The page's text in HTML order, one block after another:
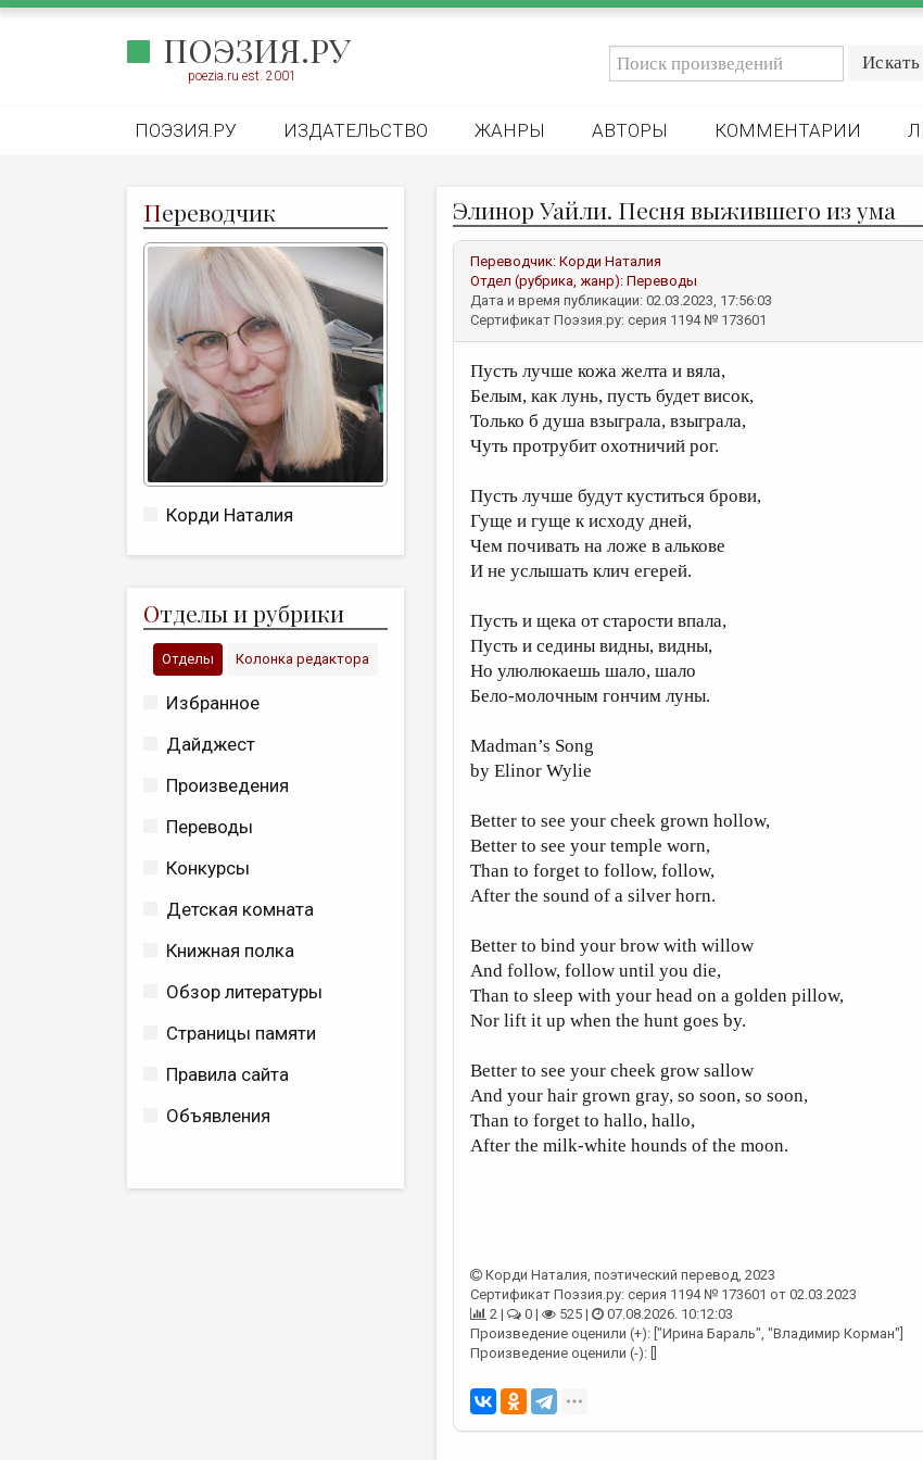
ПОЭЗИЯ.РУ
poezia.ru est. 2001
ПОЭЗИЯ.РУ ИЗДАТЕЛЬСТВО ЖАНРЫ АВТОРЫ КОММЕНТАРИИ
Переводчик
Корди Наталия
Отделы и рубрики
Отделы Колонка редактора
Избранное
Дайджест
Произведения
Переводы
Конкурсы
Детская комната
Книжная полка
Обзор литературы
Страницы памяти
Правила сайта
Объявления
Элинор Уайли. Песня выжившего из ума
Переводчик: Корди Наталия
Отдел (рубрика, жанр): Переводы
Дата и время публикации: 02.03.2023, 17:56:03
Сертификат Поэзия.ру: серия 1194 № 173601
Пусть лучше кожа желта и вяла,
Белым, как лунь, пусть будет висок,
Только б душа взыграла, взыграла,
Чуть протрубит охотничий рог.
Пусть лучше будут куститься брови,
Гуще и гуще к исходу дней,
Чем почивать на ложе в алькове
И не услышать клич егерей.
Пусть и щека от старости впала,
Пусть и седины видны, видны,
Но улюлюкаешь шало, шало
Бело-молочным гончим луны.
Madman’s Song
by Elinor Wylie
Better to see your cheek grown hollow,
Better to see your temple worn,
Than to forget to follow, follow,
After the sound of a silver horn.
Better to bind your brow with willow
And follow, follow until you die,
Than to sleep with your head on a golden pillow,
Nor lift it up when the hunt goes by.
Better to see your cheek grow sallow
And your hair grown gray, so soon, so soon,
Than to forget to hallo, hallo,
After the milk-white hounds of the moon.
Корди Наталия, поэтический перевод, 2023
Сертификат Поэзия.ру: серия 1194 № 173601 от 02.03.2023
2 |
0 | 525 |
07.08.2026. 10:12:03
Произведение оценили (+): ["Ирина Бараль", "Владимир Корман"]
Произведение оценили (-): []